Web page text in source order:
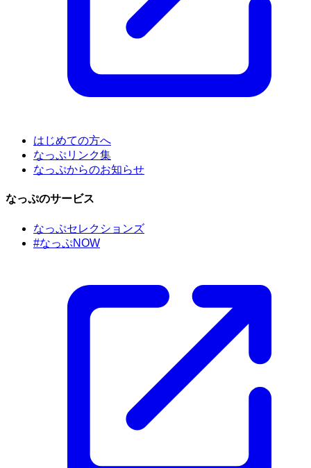
はじめての方へ
なっぷリンク集
なっぷからのお知らせ
なっぷのサービス
なっぷセレクションズ
#なっぷNOW